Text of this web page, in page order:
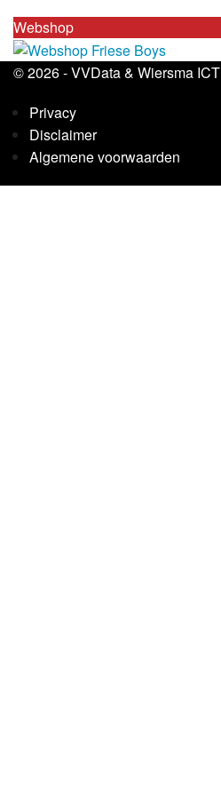
Webshop
© 2026 -VVData& Wiersma ICT
Privacy
Disclaimer
Algemene voorwaarden